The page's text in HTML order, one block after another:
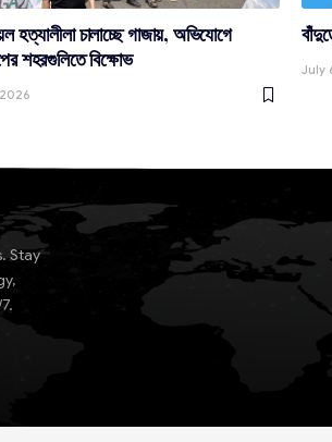
হত্যালীলা চালাচ্ছে গাজায়, অভিযোগে
শহরগুলিতে বিক্ষোভ
July
Stay